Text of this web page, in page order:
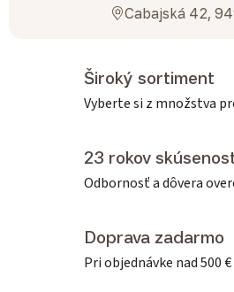
Cabajská 42,
Široký sortiment
Vyberte si z množstva
23 rokov
Odbornosť a dôvera
Doprava zadarmo
Pri objednávke nad 500 €